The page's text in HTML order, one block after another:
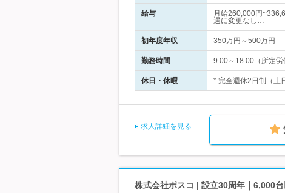
給与
月給260,000円
遇に変更なし…
初年度年収 350万円～500万円
勤務時間 9:00～18:00（所定
休日・休暇 * 完全週休2日制（土
求人詳細を見る
株式会社ポスコ | 設立30周年｜6,000